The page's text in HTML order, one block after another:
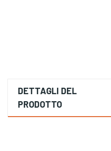
DETTAGLI DEL
PRODOTTO